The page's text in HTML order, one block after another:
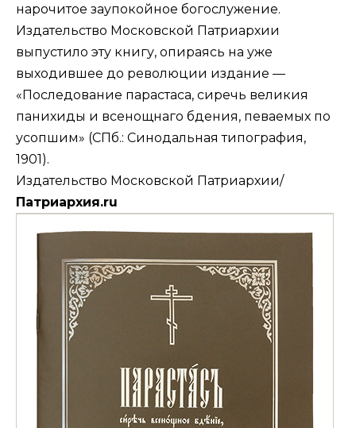
нарочитое заупокойное богослужение.
Издательство Московской Патриархии
выпустило эту книгу, опираясь на уже
выходившее до революции издание —
«Последование парастаса, сиречь великия
панихиды и всенощнаго бдения, певаемых по
усопшим» (СПб.: Синодальная типография,
1901).
Издательство Московской Патриархии/
Патриархия.ru